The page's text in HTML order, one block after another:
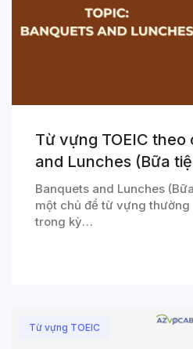
Từ vựng TOEIC
and Lunches (Bữa
Banquets and Lunches
một chủ đề từ vựng
trong kỳ…
Từ vựng TOEIC